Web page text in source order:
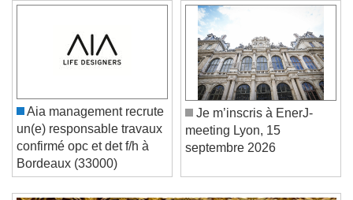
Video Player is loading.
Play Video
Skip Forward
Unmute
Current Time0:00
/
Duration-:-
Loaded:0%
Stream TypeLIVE
Seek to live, currently behind liveLIVE
Aia management recrute
un(e) responsable travaux
confirmé opc et det f/h à
Bordeaux (33000)
Je m’inscris à EnerJ-
meeting Lyon, 15